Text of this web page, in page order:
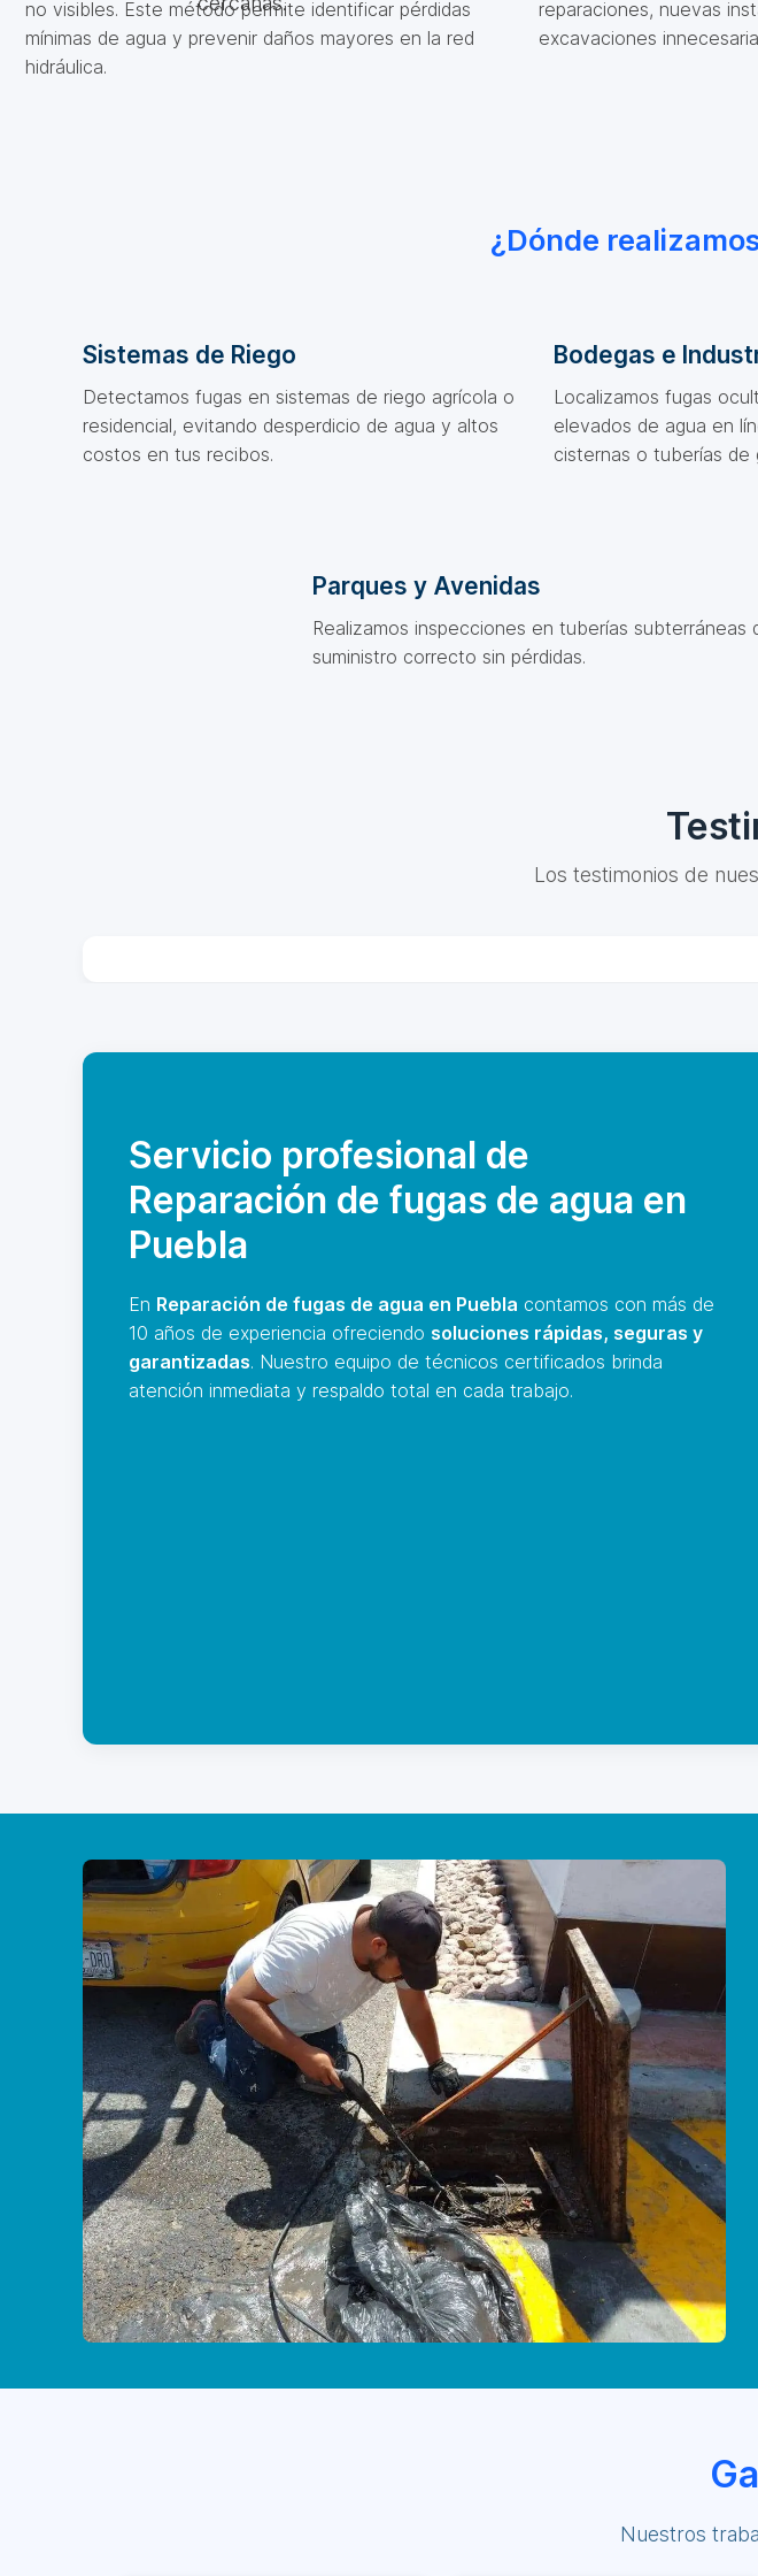
no visibles. Este método permite identificar pérdidas
mínimas de agua y prevenir daños mayores en la red
hidráulica.
reparaciones, nuevas
excavaciones
¿Dónde
Sistemas de Riego
Detectamos fugas en sistemas de riego agrícola o
residencial, evitando desperdicio de agua y altos
costos en tus recibos.
Bodegas e
Localizamos fugas
elevados de agua en
cisternas o tuberías de
Parques y Avenidas
Realizamos inspecciones en tuberías
suministro correcto sin pérdidas.
Los testimonios de
Servicio profesional de
Reparación de fugas de agua en
Puebla
En Reparación de fugas de agua en Puebla contamos con más de
10 años de experiencia ofreciendo soluciones rápidas, seguras y
garantizadas. Nuestro equipo de técnicos certificados brinda
atención inmediata y respaldo total en cada trabajo.
Nuestros